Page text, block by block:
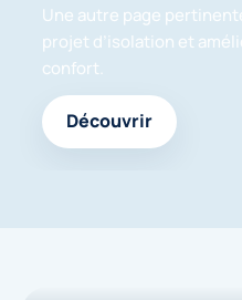
Une autre page
projet d’isolation et
confort.
Découvrir